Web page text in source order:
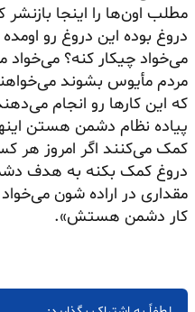
مطلب اون‌ها را اینجا
دروغ بوده این دروغ رو
می‌خواد چیکار کنه؟ می‌خواد
مردم مأیوس بشوند
که این کارها رو انجام
پیاده نظام دشمن هستن
کمک می‌کنند اگر امروز هر
دروغ کمک بکنه به هدف
مقداری در اراده شون می‌خواد
کار دشمن هستش».